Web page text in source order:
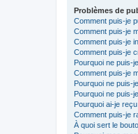
Problèmes de
Comment puis-je
Comment puis-je
Comment puis-je
Comment puis-je
Pourquoi ne puis-
Comment puis-je
Pourquoi ne puis-
Pourquoi ne puis-
Pourquoi ai-je
Comment puis-je
À quoi sert le